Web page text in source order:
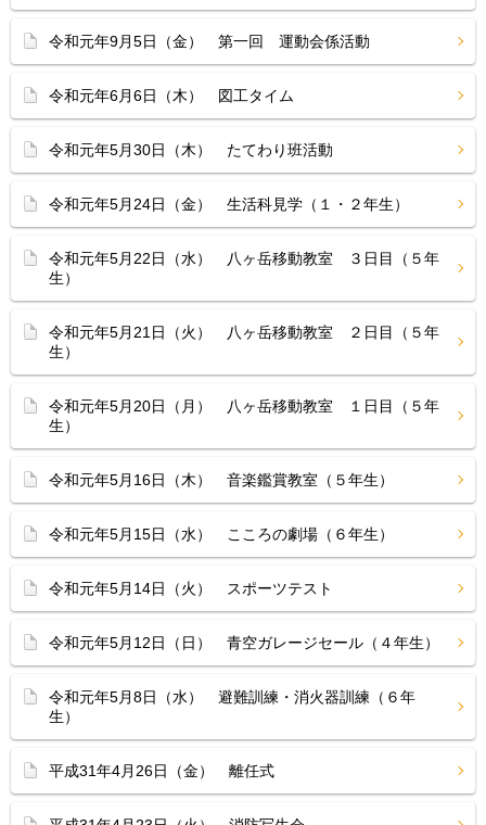
令和元年9月5日（金） 第一回 運動会係活動
令和元年6月6日（木） 図工タイム
令和元年5月30日（木） たてわり班活動
令和元年5月24日（金） 生活科見学（１・２年生）
令和元年5月22日（水） 八ヶ岳移動教室 ３日目（５年
生）
令和元年5月21日（火） 八ヶ岳移動教室 ２日目（５年
生）
令和元年5月20日（月） 八ヶ岳移動教室 １日目（５年
生）
令和元年5月16日（木） 音楽鑑賞教室（５年生）
令和元年5月15日（水） こころの劇場（６年生）
令和元年5月14日（火） スポーツテスト
令和元年5月12日（日） 青空ガレージセール（４年生）
令和元年5月8日（水） 避難訓練・消火器訓練（６年
生）
平成31年4月26日（金） 離任式